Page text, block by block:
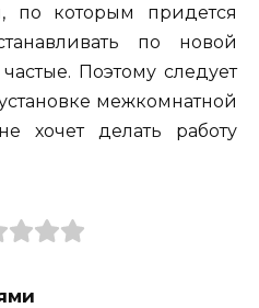
по которым придется
по новой
Поэтому следует
межкомнатной
хочет делать работу